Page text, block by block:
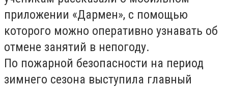
приложении «Дармен», с помощью
которого можно оперативно узнавать об
отмене занятий в непогоду.
По пожарной безопасности на период
зимнего сезона выступила главный